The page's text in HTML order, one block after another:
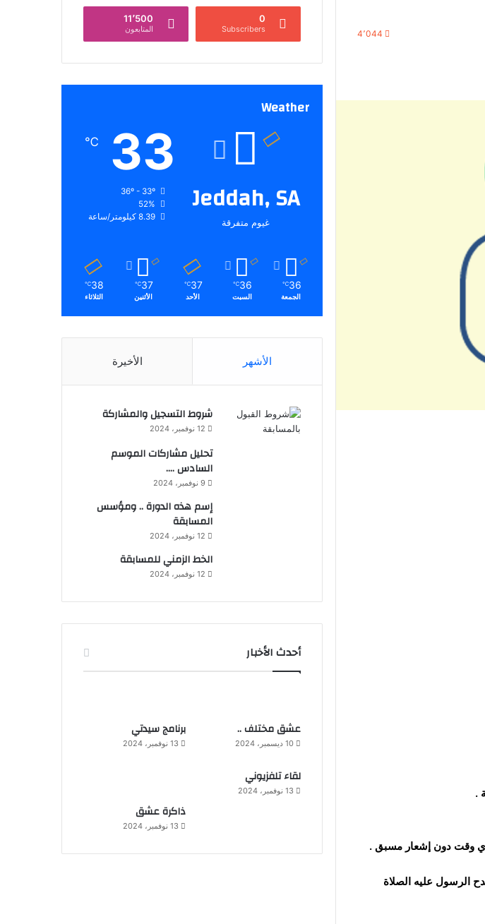
4٬044
.
أي وقت دون إشعار مسبق .
الرسول عليه الصلاة
0
Subscribers
11٬500
المتابعون
Weather
Jeddah, SA
غيوم متفرقة
33
℃
36º - 33º
52%
8.39 كيلومتر/ساعة
36
℃
الجمعة
36
℃
السبت
37
℃
الأحد
37
℃
الأثنين
38
℃
الثلاثاء
الأشهر الأخيرة
شروط التسجيل والمشاركة
12 نوفمبر، 2024
تحليل مشاركات الموسم
السادس ….
9 نوفمبر، 2024
إسم هذه الدورة .. ومؤسس
المسابقة
12 نوفمبر، 2024
الخط الزمني للمسابقة
12 نوفمبر، 2024
أحدث الأخبار
عشق مختلف ..
10 ديسمبر، 2024
برنامج سيدتي
13 نوفمبر، 2024
لقاء تلفزيوني
13 نوفمبر، 2024
ذاكرة عشق
13 نوفمبر، 2024